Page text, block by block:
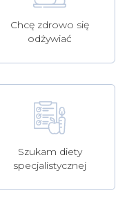
Chcę zdrowo się
odżywiać
Szukam diety
specjalistycznej